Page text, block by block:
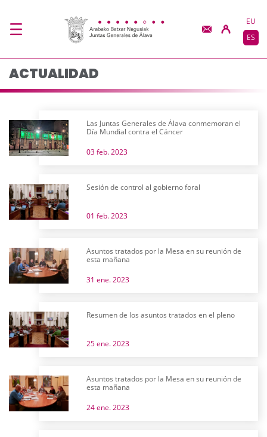
Actualidad - JJGG-
EU
ES
ACTUALIDAD
Las Juntas Generales de Álava conmemoran el
Día Mundial contra el Cáncer
03 feb. 2023
Sesión de control al gobierno foral
01 feb. 2023
Asuntos tratados por la Mesa en su reunión de
esta mañana
31 ene. 2023
Resumen de los asuntos tratados en el pleno
25 ene. 2023
Asuntos tratados por la Mesa en su reunión de
esta mañana
24 ene. 2023